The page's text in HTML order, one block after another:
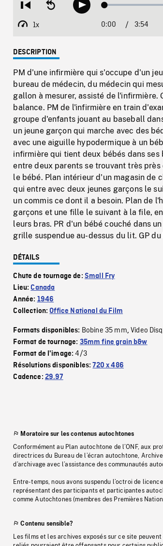
Restart
beginning
Seek
backwardPlay Loaded:
1x
Playback
Current
0:00 / 3:54
DESCRIPTION
PM d'une infirmière qui s'occupe d'un
bureau de médecin, du médecin qui
gallon à mesurer, assisté de l'infirmière.
balance. PM de l'infirmière en train
groupe d'enfants jouant au baseball
un jeune garçon qui marche avec des
avec une aiguille hypodermique à un
infirmière qui tient deux bébés dans
entre deux parents se trouvant très
le bébé. Plan intérieur d'un magasin de
qui entre avec deux jeunes garçons le
un commis ce dont il a besoin. Plan de
garçons et une fille le suivant à la file,
leurs bras. PR d'un bébé couché dans
grille suspendue au-dessus du lit. GP du
DÉTAILS
Chute de tournage de: Small Fry
Lieu:Canada
Année: 1946
Collection:Office National du Film
Formats disponibles: Bobine 35 mm,Video
Format de tournage: 35mm fine grain b&w
Format de l'image:4/3
Résolutions disponibles:720 x 486
Cadence: 29.97
Moratoire sur les contenus autochtones
Conformément au Plan autochtone de l’ONF, aux
directrices du Bureau de l’écran autochtone,
d’archivage avec l’assistance des communautés
Entre-temps, nous avons suspendu l’octroi de
représentant des participants et participantes
comme Autochtones (membres des Premières
Contenu sensible?
Les films et les archives exposés sur ce site